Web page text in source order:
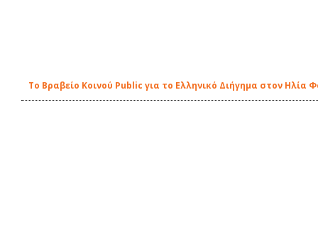
Το Βραβείο Κοινού Public για το Ελληνικό Διήγημα στον Ηλία